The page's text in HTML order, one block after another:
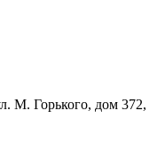
М. Горького, дом 372,